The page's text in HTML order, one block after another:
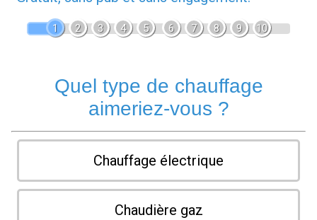
1 2 3 4 5 6 7 8 9 10
Quel type de chauffage
aimeriez-vous ?
Chauffage électrique
Chaudière gaz